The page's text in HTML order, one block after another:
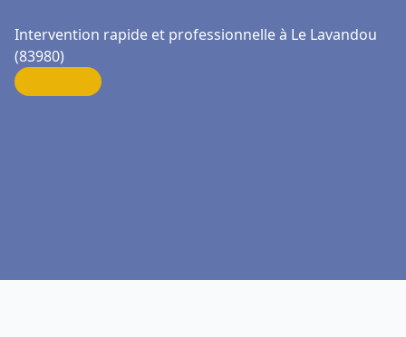
Intervention rapide et professionnelle à Le Lavandou
(83980)